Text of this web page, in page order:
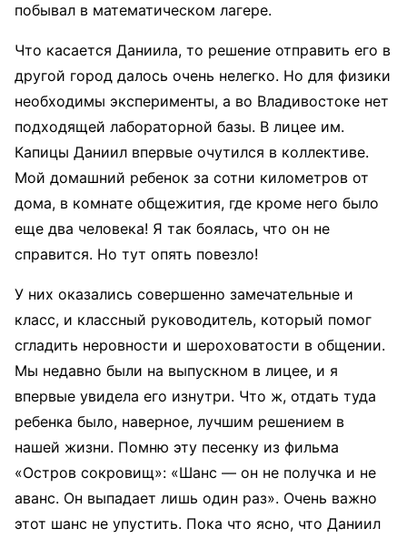
побывал в математическом лагере.
Что касается Даниила, то решение отправить его в
другой город далось очень нелегко. Но для физики
необходимы эксперименты, а во Владивостоке нет
подходящей лабораторной базы. В лицее им.
Капицы Даниил впервые очутился в коллективе.
Мой домашний ребенок за сотни километров от
дома, в комнате общежития, где кроме него было
еще два человека! Я так боялась, что он не
справится. Но тут опять повезло!
У них оказались совершенно замечательные и
класс, и классный руководитель, который помог
сгладить неровности и шероховатости в общении.
Мы недавно были на выпускном в лицее, и я
впервые увидела его изнутри. Что ж, отдать туда
ребенка было, наверное, лучшим решением в
нашей жизни. Помню эту песенку из фильма
«Остров сокровищ»: «Шанс — он не получка и не
аванс. Он выпадает лишь один раз». Очень важно
этот шанс не упустить. Пока что ясно, что Даниил